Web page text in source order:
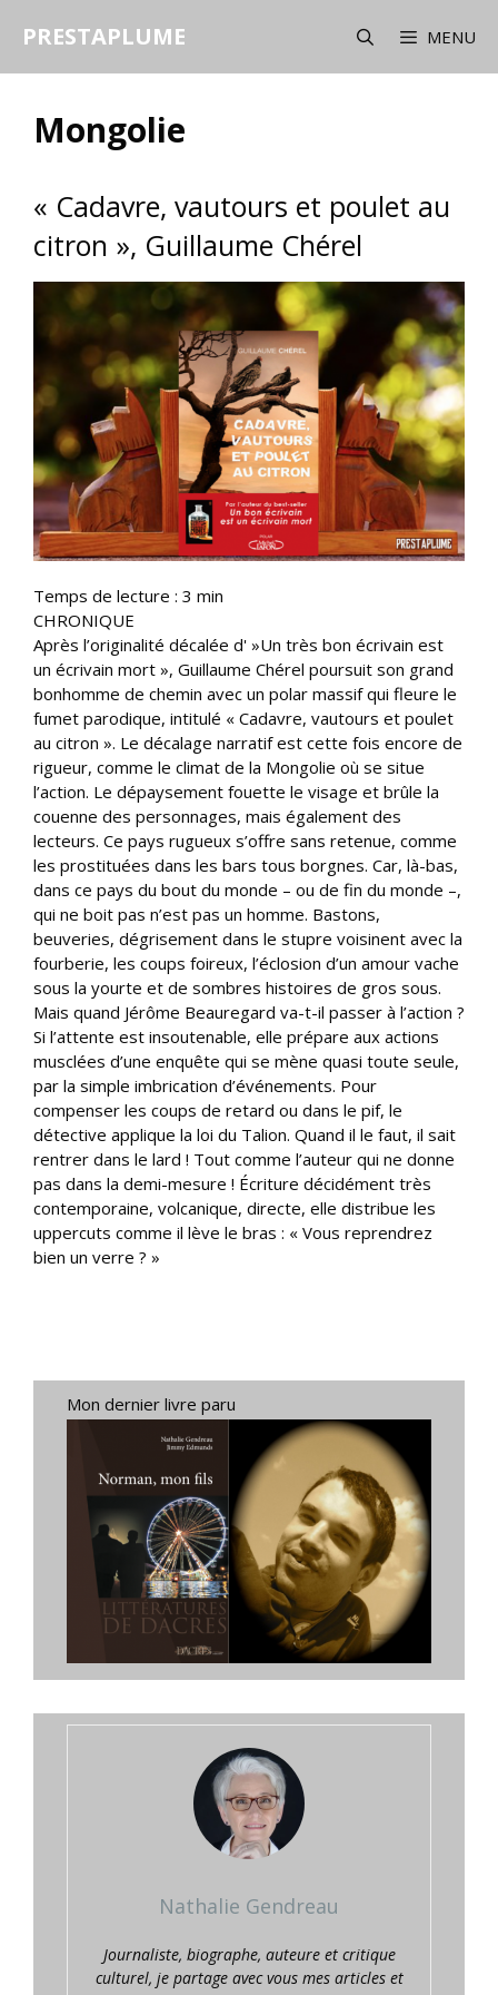
PRESTAPLUME MENU
Mongolie
« Cadavre, vautours et poulet au
citron », Guillaume Chérel
Temps de lecture : 3 min
CHRONIQUE
Après l’originalité décalée d' »Un très bon écrivain est
un écrivain mort », Guillaume Chérel poursuit son grand
bonhomme de chemin avec un polar massif qui fleure le
fumet parodique, intitulé « Cadavre, vautours et poulet
au citron ». Le décalage narratif est cette fois encore de
rigueur, comme le climat de la Mongolie où se situe
l’action. Le dépaysement fouette le visage et brûle la
couenne des personnages, mais également des
lecteurs. Ce pays rugueux s’offre sans retenue, comme
les prostituées dans les bars tous borgnes. Car, là-bas,
dans ce pays du bout du monde – ou de fin du monde –,
qui ne boit pas n’est pas un homme. Bastons,
beuveries, dégrisement dans le stupre voisinent avec la
fourberie, les coups foireux, l’éclosion d’un amour vache
sous la yourte et de sombres histoires de gros sous.
Mais quand Jérôme Beauregard va-t-il passer à l’action ?
Si l’attente est insoutenable, elle prépare aux actions
musclées d’une enquête qui se mène quasi toute seule,
par la simple imbrication d’événements. Pour
compenser les coups de retard ou dans le pif, le
détective applique la loi du Talion. Quand il le faut, il sait
rentrer dans le lard ! Tout comme l’auteur qui ne donne
pas dans la demi-mesure ! Écriture décidément très
contemporaine, volcanique, directe, elle distribue les
uppercuts comme il lève le bras : « Vous reprendrez
bien un verre ? »
Mon dernier livre paru
Nathalie Gendreau
Journaliste, biographe, auteure et critique
culturel, je partage avec vous mes articles et